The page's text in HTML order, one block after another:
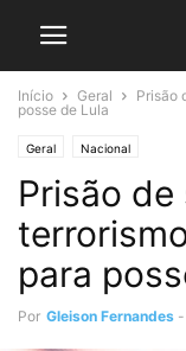
Início Geral
Prisão
posse de Lula
Geral Nacional
Prisão
para
Por Gleison Fernandes -